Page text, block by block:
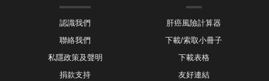
認識我們
聯絡我們
私隱政策及聲明
捐款支持
肝癌風險計算器
下載/索取小冊子
下載表格
友好連結